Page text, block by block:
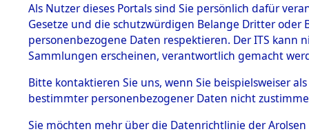
Effekten
1.2.9.1
Effekten aus
dem KZ
Dachau
1.2.9.2
Effekten aus
dem KZ
Bayerisches
Als Nutzer dieses Portals sind Sie persönlich dafür
Gesetze und die schutzwürdigen Belange Dritter
personenbezogene Daten respektieren. Der ITS
Sammlungen erscheinen, verantwortlich gemacht
Bitte kontaktieren Sie uns, wenn Sie beispielsweiser
bestimmter personenbezogener Daten nicht
Sie möchten mehr über die Datenrichtlinie der Arolsen